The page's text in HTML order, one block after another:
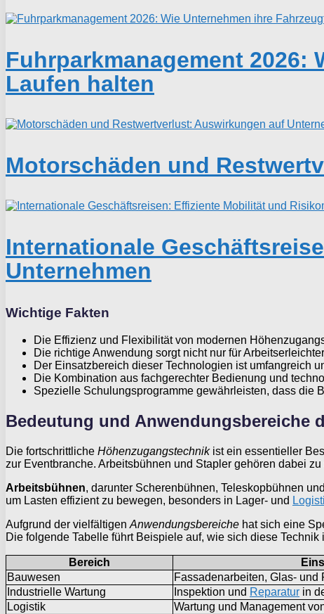
Fuhrparkmanagement
Laufen halten
Motorschäden und
Internationale
Unternehmen
Wichtige Fakten
Die Effizienz und Flexibilität von modernen
Die richtige Anwendung sorgt nicht nur für
Der Einsatzbereich dieser Technologien ist umfangreich
Die Kombination aus fachgerechter Bedienung und
Spezielle Schulungsprogramme gewährleisten, dass die
Bedeutung und Anwendungsbereiche
Die fortschrittliche Höhenzugangstechnikist ein essentieller
zur Eventbranche. Arbeitsbühnen und Stapler gehören dabei
Arbeitsbühnen, darunter Scherenbühnen, Teleskopbühnen
um Lasten effizient zu bewegen, besonders in Lager- und
Aufgrund der vielfältigen Anwendungsbereiche hat sich eine
Die folgende Tabelle führt Beispiele auf, wie sich diese
Bereich
Bauwesen
Fassadenarbeiten, Glas- und
Industrielle Wartung
Inspektion und Reparatur in
Logistik
Wartung und Management